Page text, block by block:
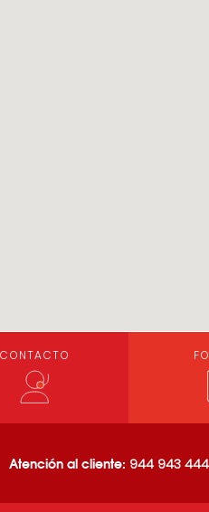
CONTACTO
Atención al cliente: 944 943 444